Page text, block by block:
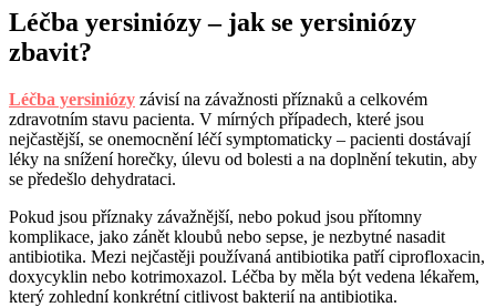
Léčba yersiniózy – jak se yersiniózy
zbavit?
Léčba yersiniózy závisí na závažnosti příznaků a celkovém
zdravotním stavu pacienta. V mírných případech, které jsou
nejčastější, se onemocnění léčí symptomaticky – pacienti dostávají
léky na snížení horečky, úlevu od bolesti a na doplnění tekutin, aby
se předešlo dehydrataci.
Pokud jsou příznaky závažnější, nebo pokud jsou přítomny
komplikace, jako zánět kloubů nebo sepse, je nezbytné nasadit
antibiotika. Mezi nejčastěji používaná antibiotika patří ciprofloxacin,
doxycyklin nebo kotrimoxazol. Léčba by měla být vedena lékařem,
který zohlední konkrétní citlivost bakterií na antibiotika.